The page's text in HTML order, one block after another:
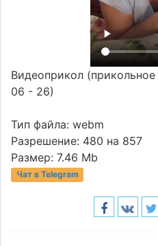
Видеоприкол
06 - 26)
Тип файла: webm
Разрешение: 480 на 857
Размер: 7.46 Mb
Чат в Telegram